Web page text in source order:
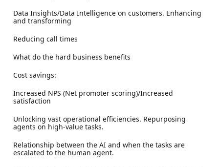
Data Insights/Data Intelligence on customers. Enhancing
and transforming
Reducing call times
What do the hard business benefits
Cost savings:
Increased NPS (Net promoter scoring)/Increased
satisfaction
Unlocking vast operational efficiencies. Repurposing
agents on high-value tasks.
Relationship between the AI and when the tasks are
escalated to the human agent.